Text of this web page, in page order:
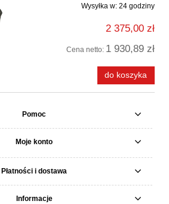
Wysyłka w: 24 godziny
2 375,00 zł
Cena netto: 1 930,89 zł
do koszyka
Pomoc
Moje konto
Płatności i dostawa
Informacje